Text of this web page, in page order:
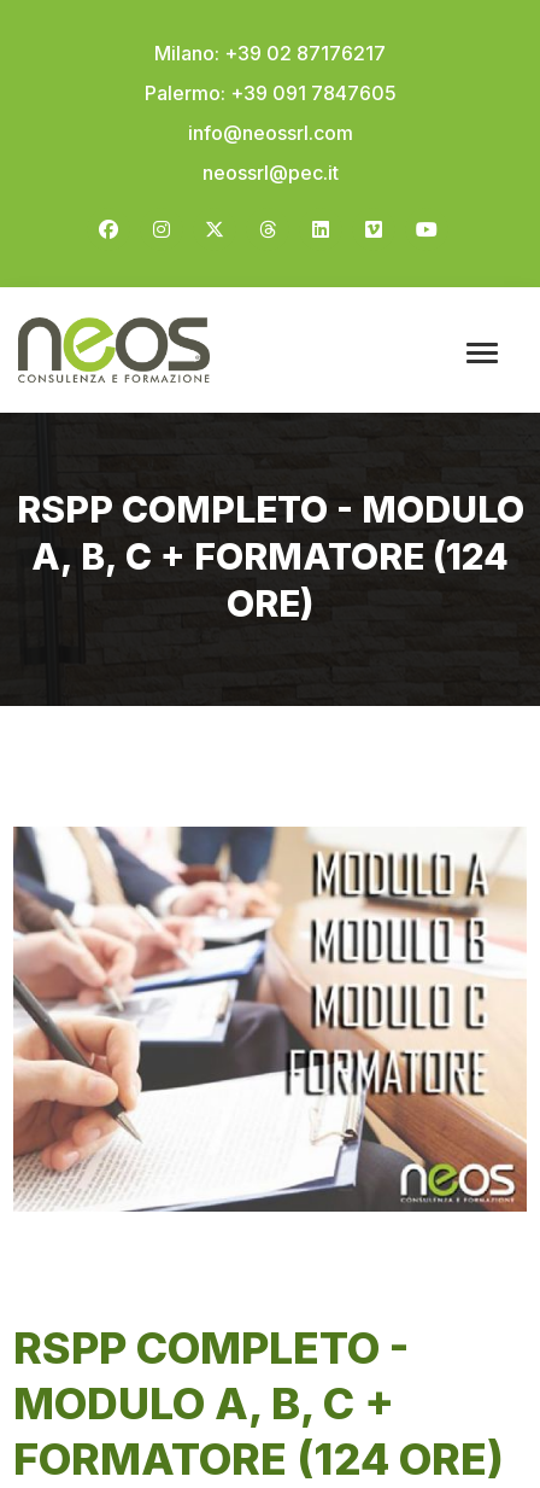
Milano: +39 02 87176217
Palermo: +39 091 7847605
info@neossrl.com
neossrl@pec.it
RSPP COMPLETO - MODULO
A, B, C + FORMATORE (124
ORE)
RSPP COMPLETO -
MODULO A, B, C +
FORMATORE (124 ORE)